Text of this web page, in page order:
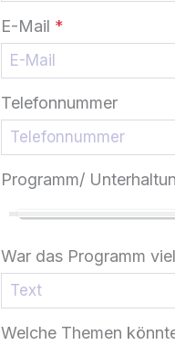
E-Mail *
Telefonnummer
Programm/
War das Programm
Welche Themen